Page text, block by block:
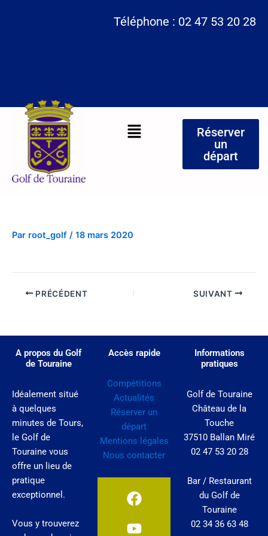
Téléphone : 02 47 53 20 28
Menu
Réserver
un
départ
Par root_golf / 18 mars 2020
PRÉCÉDENT SUIVANT
A propos du Golf
de Touraine
Idéalement situé
à quelques
minutes de Tours,
le Golf de
Touraine vous
offre un lieu de
pratique
exceptionnel.
Vous y trouverez
Accès rapide
Compétitions
Actualités
Réserver un
départ
Mentions légales
Nous contacter
F
a
c
Y
o
u
I
n
s
Informations
pratiques
Golf de Touraine
Château de la
Touche
37510 Ballan Miré
02 47 53 20 28
Bar / Restaurant
du Golf de
Touraine
02 34 36 63 48